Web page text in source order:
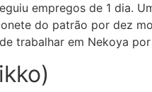
empregos de 1 dia.
do patrão por dez
trabalhar em Nekoya